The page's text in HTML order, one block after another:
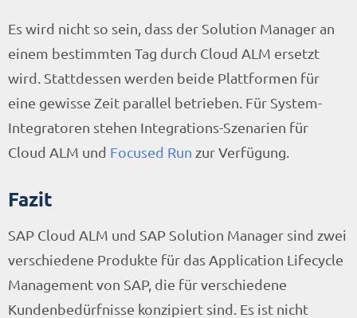
Es wird nicht so sein, dass der Solution Manager an
einem bestimmten Tag durch Cloud ALM ersetzt
wird. Stattdessen werden beide Plattformen für
eine gewisse Zeit parallel betrieben. Für System-
Integratoren stehen Integrations-Szenarien für
Cloud ALM und Focused Run zur Verfügung.
Fazit
SAP Cloud ALM und SAP Solution Manager sind zwei
verschiedene Produkte für das Application Lifecycle
Management von SAP, die für verschiedene
Kundenbedürfnisse konzipiert sind. Es ist nicht